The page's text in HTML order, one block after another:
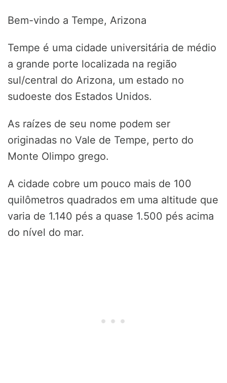
Bem-vindo a Tempe, Arizona
Tempe é uma cidade universitária de médio
a grande porte localizada na região
sul/central do Arizona, um estado no
sudoeste dos Estados Unidos.
As raízes de seu nome podem ser
originadas no Vale de Tempe, perto do
Monte Olimpo grego.
A cidade cobre um pouco mais de 100
quilômetros quadrados em uma altitude que
varia de 1.140 pés a quase 1.500 pés acima
do nível do mar.